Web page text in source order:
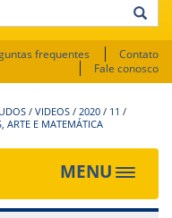
frequentes
Contato
Fale conosco
/ VIDEOS / 2020 / 11 /
ARTE E MATEMÁTICA
MENU
Toggle